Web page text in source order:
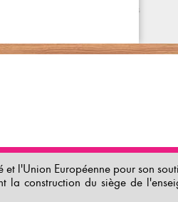
l'Union Européenne pour son
la construction du siège de